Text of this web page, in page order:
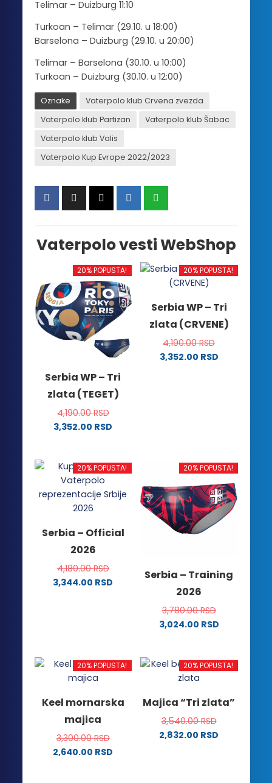
Telimar – Duizburg 11:10
Turkoan – Telimar (29.10. u 18:00)
Barselona – Duizburg (29.10. u 20:00)
Telimar – Barselona (30.10. u 10:00)
Turkoan – Duizburg (30.10. u 12:00)
Oznake
Vaterpolo klub Crvena zvezda
Vaterpolo klub Partizan
Vaterpolo klub Šabac
Vaterpolo klub Valis
Vaterpolo Kup Evrope 2022/2023
Vaterpolo vesti WebShop
20% POPUSTA!
Serbia WP – Tri
zlata (TEGET)
4,190.00RSD
3,352.00 RSD
ima
više
varijanti.
Opcije
biti
izabrane
na
stranici
20% POPUSTA!
Serbia WP – Tri
zlata (CRVENE)
4,190.00RSD
3,352.00 RSD
biti
izabrane
na
stranici
proizvoda.
20% POPUSTA!
Serbia – Official
2026
4,180.00RSD
3,344.00 RSD
Opcije
mogu
izabrane
na
stranici
proizvoda.
20% POPUSTA!
Serbia – Training
2026
3,780.00RSD
3,024.00 RSD
ima
više
Opcije
mogu
biti
20% POPUSTA!
Keel mornarska
majica
3,300.00RSD
2,640.00 RSD
20% POPUSTA!
Majica “Tri zlata”
3,540.00RSD
2,832.00 RSD